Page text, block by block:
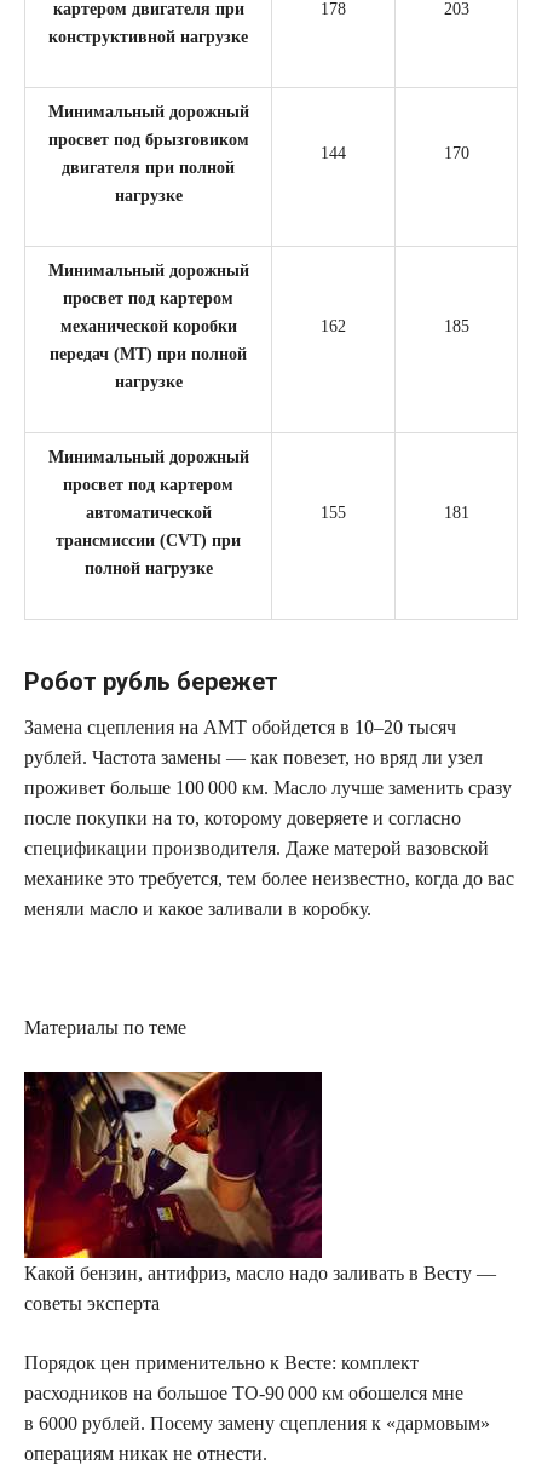
картером двигателя при
конструктивной нагрузке
178 203
Минимальный дорожный
просвет под брызговиком
двигателя при полной
нагрузке
144 170
Минимальный дорожный
просвет под картером
механической коробки
передач (MT) при полной
нагрузке
162 185
Минимальный дорожный
просвет под картером
автоматической
трансмиссии (CVT) при
полной нагрузке
155 181
Робот рубль бережет
Замена сцепления на АМТ обойдется в 10–20 тысяч
рублей. Частота замены — как повезет, но вряд ли узел
проживет больше 100 000 км. Масло лучше заменить сразу
после покупки на то, которому доверяете и согласно
спецификации производителя. Даже матерой вазовской
механике это требуется, тем более неизвестно, когда до вас
меняли масло и какое заливали в коробку.
Материалы по теме
Какой бензин, антифриз, масло надо заливать в Весту —
советы эксперта
Порядок цен применительно к Весте: комплект
расходников на большое ТО-90 000 км обошелся мне
в 6000 рублей. Посему замену сцепления к «дармовым»
операциям никак не отнести.